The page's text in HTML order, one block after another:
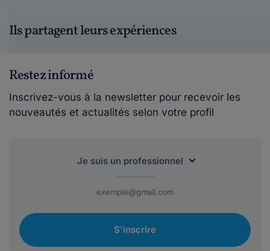
Ils partagent leurs expériences
Restez informé
Inscrivez-vous à la newsletter pour recevoir les
nouveautés et actualités selon votre profil
S'inscrire